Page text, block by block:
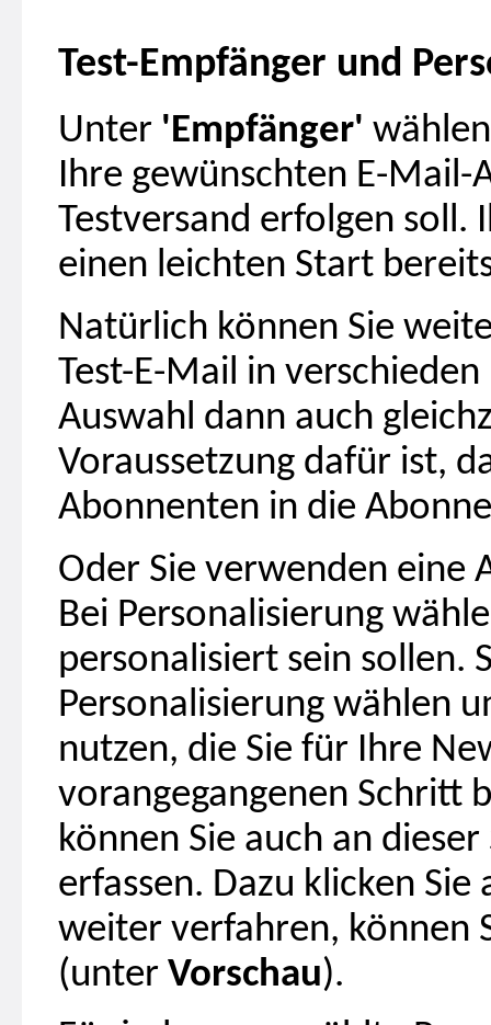
Test-Empfänger und
Unter 'Empfänger'
Ihre gewünschten E-Mail-
Testversand erfolgen soll.
einen leichten Start
Natürlich können Sie
Test-E-Mail in
Auswahl dann auch
Voraussetzung dafür ist,
Abonnenten in die
Oder Sie verwenden eine
Bei Personalisierung
personalisiert sein sollen.
Personalisierung wählen
nutzen, die Sie für Ihre
vorangegangenen Schritt
können Sie auch an
erfassen. Dazu klicken
weiter verfahren, können
(unter Vorschau).